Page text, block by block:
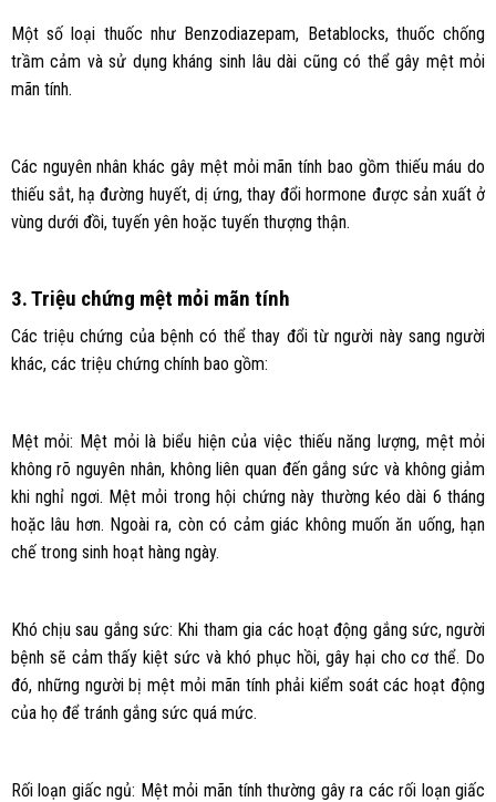
Một số loại thuốc như Benzodiazepam, Betablocks, thuốc chống
trầm cảm và sử dụng kháng sinh lâu dài cũng có thể gây mệt mỏi
mãn tính.
Các nguyên nhân khác gây mệt mỏi mãn tính bao gồm thiếu máu do
thiếu sắt, hạ đường huyết, dị ứng, thay đổi hormone được sản xuất ở
vùng dưới đồi, tuyến yên hoặc tuyến thượng thận.
3. Triệu chứng mệt mỏi mãn tính
Các triệu chứng của bệnh có thể thay đổi từ người này sang người
khác, các triệu chứng chính bao gồm:
Mệt mỏi: Mệt mỏi là biểu hiện của việc thiếu năng lượng, mệt mỏi
không rõ nguyên nhân, không liên quan đến gắng sức và không giảm
khi nghỉ ngơi. Mệt mỏi trong hội chứng này thường kéo dài 6 tháng
hoặc lâu hơn. Ngoài ra, còn có cảm giác không muốn ăn uống, hạn
chế trong sinh hoạt hàng ngày.
Khó chịu sau gắng sức: Khi tham gia các hoạt động gắng sức, người
bệnh sẽ cảm thấy kiệt sức và khó phục hồi, gây hại cho cơ thể. Do
đó, những người bị mệt mỏi mãn tính phải kiểm soát các hoạt động
của họ để tránh gắng sức quá mức.
Rối loạn giấc ngủ: Mệt mỏi mãn tính thường gây ra các rối loạn giấc